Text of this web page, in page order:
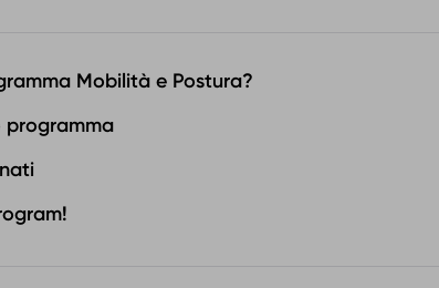
Mobilità e Postura?
programma